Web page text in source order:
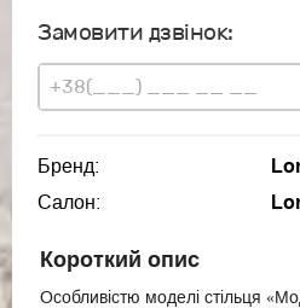
Замовити дзвінок:
Бренд:
Салон:
Короткий опис
Особливістю моделі стільця